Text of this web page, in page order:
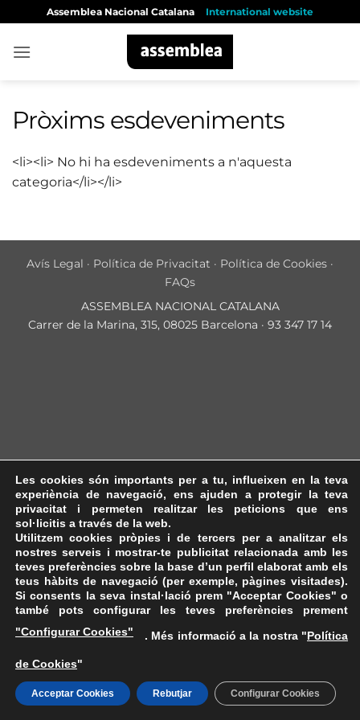
content
Assemblea Nacional Catalana International website
Pròxims esdeveniments
<li><li> No hi ha esdeveniments a n'aquesta
categoria</li></li>
Avís Legal · Política de Privacitat · Política de Cookies ·
FAQs
ASSEMBLEA NACIONAL CATALANA
Carrer de la Marina, 315, 08025 Barcelona · 93 347 17 14
Les cookies són importants per a tu, influeixen en la teva
experiència de navegació, ens ajuden a protegir la teva
privacitat i permeten realitzar les peticions que ens
sol·licitis a través de la web.
Utilitzem cookies pròpies i de tercers per a analitzar els
nostres serveis i mostrar-te publicitat relacionada amb les
teves preferències sobre la base d’un perfil elaborat amb els
teus hàbits de navegació (per exemple, pàgines visitades).
Si consents la seva instal·lació prem "Acceptar Cookies" o
també pots configurar les teves preferències prement
"Configurar Cookies"
. Més informació a la nostra "Política
de Cookies"
Acceptar Cookies Rebutjar Configurar Cookies